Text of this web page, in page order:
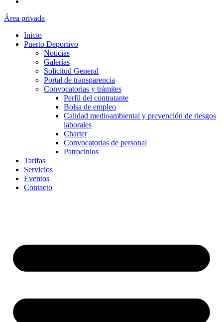
Área privada
Inicio
Puerto Deportivo
Noticias
Galerías
Solicitud General
Portal de transparencia
Convocatorias y trámites
Perfil del contratante
Bolsa de empleo
Calidad medioambiental y prevención de riesgos
laborales
Charter
Convocatorias de personal
Patrocinios
Tarifas
Servicios
Eventos
Contacto